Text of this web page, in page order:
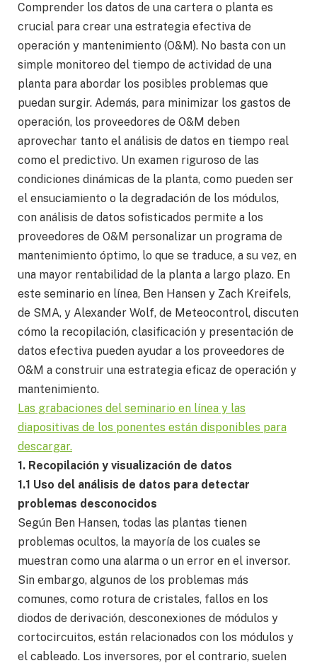
Comprender los datos de una cartera o planta es
crucial para crear una estrategia efectiva de
operación y mantenimiento (O&M). No basta con un
simple monitoreo del tiempo de actividad de una
planta para abordar los posibles problemas que
puedan surgir. Además, para minimizar los gastos de
operación, los proveedores de O&M deben
aprovechar tanto el análisis de datos en tiempo real
como el predictivo. Un examen riguroso de las
condiciones dinámicas de la planta, como pueden ser
el ensuciamiento o la degradación de los módulos,
con análisis de datos sofisticados permite a los
proveedores de O&M personalizar un programa de
mantenimiento óptimo, lo que se traduce, a su vez, en
una mayor rentabilidad de la planta a largo plazo. En
este seminario en línea, Ben Hansen y Zach Kreifels,
de SMA, y Alexander Wolf, de Meteocontrol, discuten
cómo la recopilación, clasificación y presentación de
datos efectiva pueden ayudar a los proveedores de
O&M a construir una estrategia eficaz de operación y
mantenimiento.
Las grabaciones del seminario en línea y las
diapositivas de los ponentes están disponibles para
descargar.
1. Recopilación y visualización de datos
1.1 Uso del análisis de datos para detectar
problemas desconocidos
Según Ben Hansen, todas las plantas tienen
problemas ocultos, la mayoría de los cuales se
muestran como una alarma o un error en el inversor.
Sin embargo, algunos de los problemas más
comunes, como rotura de cristales, fallos en los
diodos de derivación, desconexiones de módulos y
cortocircuitos, están relacionados con los módulos y
el cableado. Los inversores, por el contrario, suelen